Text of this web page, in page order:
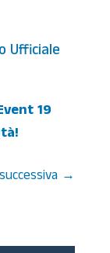
Ufficiale
19
→